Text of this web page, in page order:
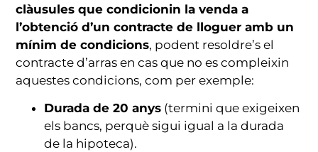
clàusules que condicionin la venda a
l’obtenció d’un contracte de lloguer amb un
mínim de condicions, podent resoldre’s el
contracte d’arras en cas que no es compleixin
aquestes condicions, com per exemple:
Durada de 20 anys (termini que exigeixen
els bancs, perquè sigui igual a la durada
de la hipoteca).